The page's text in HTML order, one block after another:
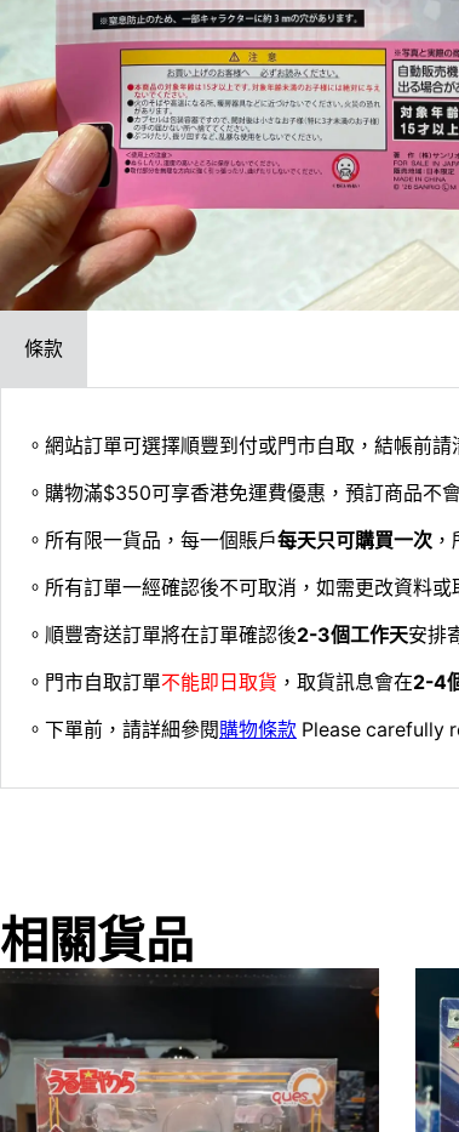
條款
。網站訂單可選擇順豐到付或門市自取，結帳前
。購物滿$350可享香港免運費優惠，預訂商品不
。所有限一貨品，每一個賬戶每天只可購買一次
。所有訂單一經確認後不可取消，如需更改資料或
。順豐寄送訂單將在訂單確認後2-3個工作天安排
。門市自取訂單不能即日取貨 ，取貨訊息會在2-4
。下單前，請詳細參閱購物條款 Please carefully
相關貨品